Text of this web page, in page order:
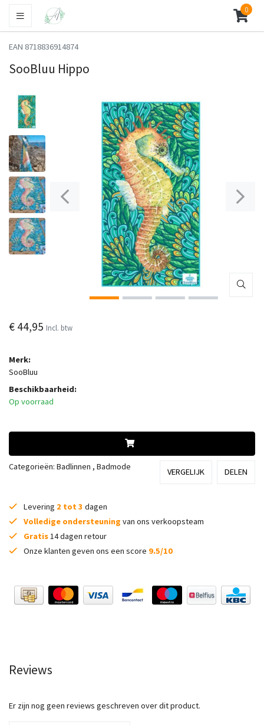
0
EAN 8718836914874
SooBluu Hippo
€ 44,95 Incl. btw
Merk:
SooBluu
Beschikbaarheid:
Op voorraad
Categorieën: Badlinnen , Badmode
VERGELIJK DELEN
Levering 2 tot 3 dagen
Volledige ondersteuning van ons verkoopsteam
Gratis14 dagen retour
Onze klanten geven ons een score 9.5/10
Reviews
Er zijn nog geen reviews geschreven over dit product.